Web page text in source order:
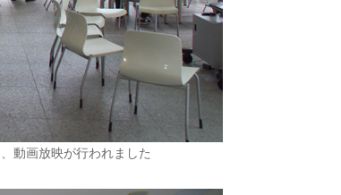
動画放映が行われました